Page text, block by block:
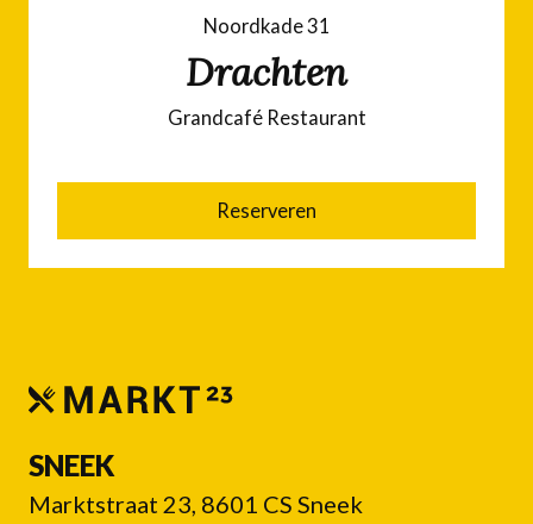
Noordkade 31
Drachten
Grandcafé Restaurant
Reserveren
SNEEK
Marktstraat 23, 8601 CS Sneek